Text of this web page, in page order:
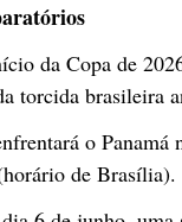
da Copa de
torcida brasileira
o
de Brasília).